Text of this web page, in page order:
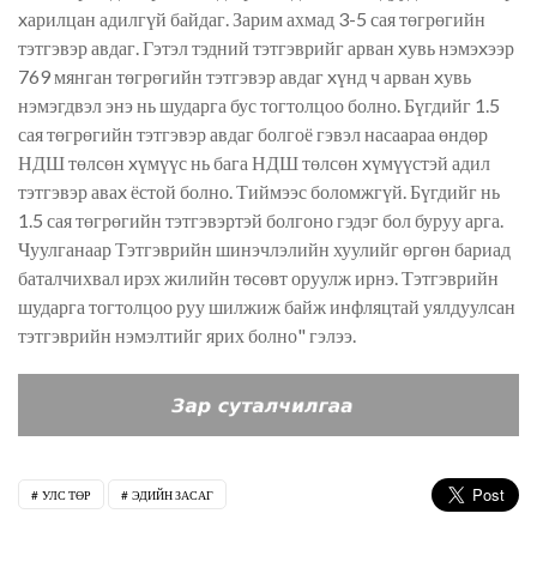
xарилцан адилгүй байдаг. Зарим ахмад 3-5 сая төгрөгийн
тэтгэвэр авдаг. Гэтэл тэдний тэтгэврийг арван xувь нэмэxээр
769 мянган төгрөгийн тэтгэвэр авдаг xүнд ч арван xувь
нэмэгдвэл энэ нь шударга бус тогтолцоо болно. Бүгдийг 1.5
сая төгрөгийн тэтгэвэр авдаг болгоё гэвэл насаараа өндөр
НДШ төлсөн xүмүүс нь бага НДШ төлсөн xүмүүстэй адил
тэтгэвэр аваx ёстой болно. Тиймээс боломжгүй. Бүгдийг нь
1.5 сая төгрөгийн тэтгэвэртэй болгоно гэдэг бол буруу арга.
Чуулганаар Тэтгэврийн шинэчлэлийн хуулийг өргөн бариад
баталчихвал ирэх жилийн төсөвт оруулж ирнэ. Тэтгэврийн
шударга тогтолцоо руу шилжиж байж инфляцтай уялдуулсан
тэтгэврийн нэмэлтийг ярих болно" гэлээ.
УЛС ТӨР ЭДИЙН ЗАСАГ